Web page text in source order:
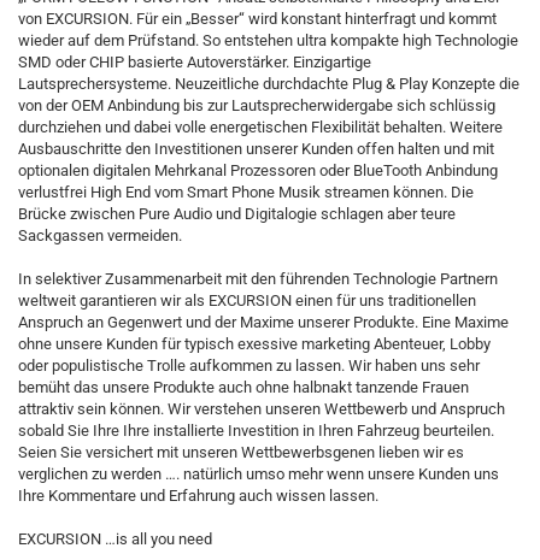
von EXCURSION. Für ein „Besser“ wird konstant hinterfragt und kommt
wieder auf dem Prüfstand. So entstehen ultra kompakte high Technologie
SMD oder CHIP basierte Autoverstärker. Einzigartige
Lautsprechersysteme. Neuzeitliche durchdachte Plug & Play Konzepte die
von der OEM Anbindung bis zur Lautsprecherwidergabe sich schlüssig
durchziehen und dabei volle energetischen Flexibilität behalten. Weitere
Ausbauschritte den Investitionen unserer Kunden offen halten und mit
optionalen digitalen Mehrkanal Prozessoren oder BlueTooth Anbindung
verlustfrei High End vom Smart Phone Musik streamen können. Die
Brücke zwischen Pure Audio und Digitalogie schlagen aber teure
Sackgassen vermeiden.
In selektiver Zusammenarbeit mit den führenden Technologie Partnern
weltweit garantieren wir als EXCURSION einen für uns traditionellen
Anspruch an Gegenwert und der Maxime unserer Produkte. Eine Maxime
ohne unsere Kunden für typisch exessive marketing Abenteuer, Lobby
oder populistische Trolle aufkommen zu lassen. Wir haben uns sehr
bemüht das unsere Produkte auch ohne halbnakt tanzende Frauen
attraktiv sein können. Wir verstehen unseren Wettbewerb und Anspruch
sobald Sie Ihre Ihre installierte Investition in Ihren Fahrzeug beurteilen.
Seien Sie versichert mit unseren Wettbewerbsgenen lieben wir es
verglichen zu werden …. natürlich umso mehr wenn unsere Kunden uns
Ihre Kommentare und Erfahrung auch wissen lassen.
EXCURSION …is all you need